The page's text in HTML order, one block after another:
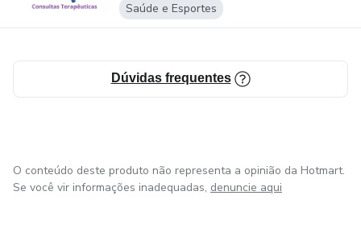
Saúde e Esportes
Dúvidas frequentes
O conteúdo deste produto não representa a opinião da Hotmart.
Se você vir informações inadequadas, denuncie aqui